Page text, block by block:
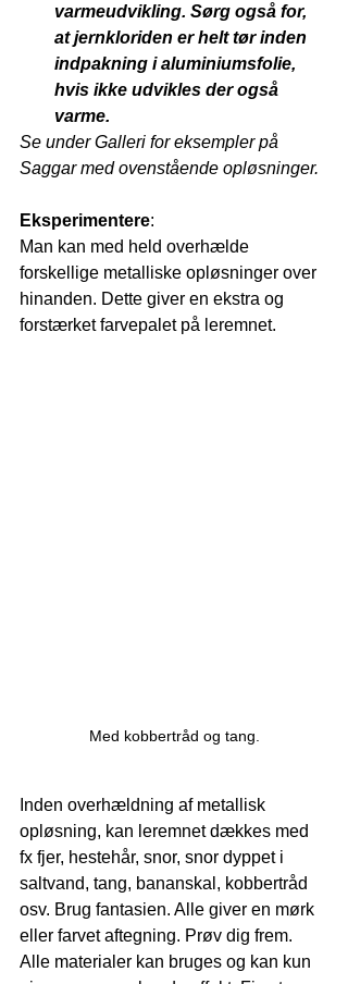
varmeudvikling. Sørg også for,
at jernkloriden er helt tør inden
indpakning i aluminiumsfolie,
hvis ikke udvikles der også
varme.
Se under Galleri for eksempler på
Saggar med ovenstående opløsninger.
Eksperimentere:
Man kan med held overhælde
forskellige metalliske opløsninger over
hinanden. Dette giver en ekstra og
forstærket farvepalet på leremnet.
Med kobbertråd og tang.
Inden overhældning af metallisk
opløsning, kan leremnet dækkes med
fx fjer, hestehår, snor, snor dyppet i
saltvand, tang, bananskal, kobbertråd
osv. Brug fantasien. Alle giver en mørk
eller farvet aftegning. Prøv dig frem.
Alle materialer kan bruges og kan kun